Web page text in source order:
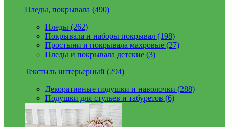
Пледы, покрывала (490)
Пледы (262)
Покрывала и наборы покрывал (198)
Простыни и покрывала махровые (27)
Пледы и покрывала детские (3)
Текстиль интерьерный (294)
Декоративные подушки и наволочки (288)
Подушки для стульев и табуретов (6)